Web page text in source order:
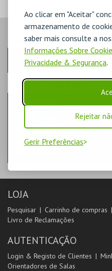
Ao clicar em "Aceitar"
armazenamento de
saber mais consulte a
Informações Sobre
Privacidade & Segurança.
Rejeitar
Gerir Preferências
PASSO- QUANTIDADE
Escolha a quantidade e os
PASSO
QUANDO O
LIVROS
CENTRO DE
LOJA
Pesquisar Carrinho de compras
Livro de Reclamações
AUTENTICAÇÃO
Login & Registo de Clientes
Orientadores de Salas